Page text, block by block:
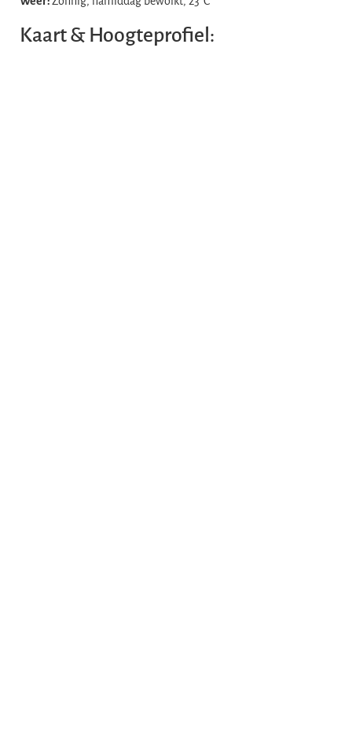
Kaart & Hoogteprofiel: